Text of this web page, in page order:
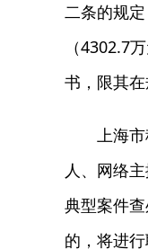
二条的规
（4302.7
书，限其
上海市税
人、网络
典型案件
的，将进